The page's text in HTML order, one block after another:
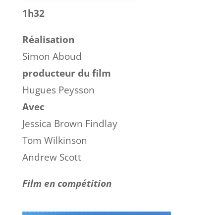
1h32
Réalisation
Simon Aboud
producteur du film
Hugues Peysson
Avec
Jessica Brown Findlay
Tom Wilkinson
Andrew Scott
Film en compétition